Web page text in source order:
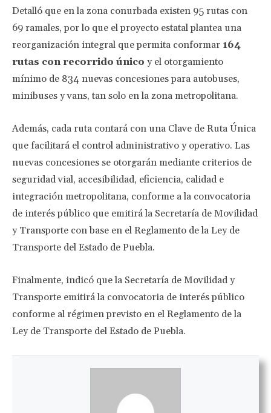
Detalló que en la zona conurbada existen 95 rutas con
69 ramales, por lo que el proyecto estatal plantea una
reorganización integral que permita conformar 164
rutas con recorrido único y el otorgamiento
mínimo de 834 nuevas concesiones para autobuses,
minibuses y vans, tan solo en la zona metropolitana.
Además, cada ruta contará con una Clave de Ruta Única
que facilitará el control administrativo y operativo. Las
nuevas concesiones se otorgarán mediante criterios de
seguridad vial, accesibilidad, eficiencia, calidad e
integración metropolitana, conforme a la convocatoria
de interés público que emitirá la Secretaría de Movilidad
y Transporte con base en el Reglamento de la Ley de
Transporte del Estado de Puebla.
Finalmente, indicó que la Secretaría de Movilidad y
Transporte emitirá la convocatoria de interés público
conforme al régimen previsto en el Reglamento de la
Ley de Transporte del Estado de Puebla.